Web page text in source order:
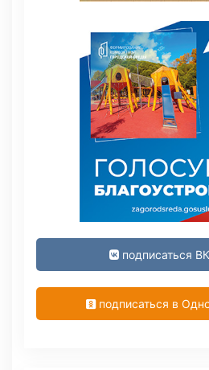
подписаться
подписаться в